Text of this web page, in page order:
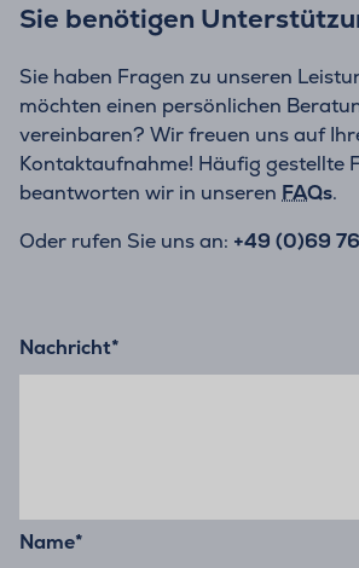
Sie benötigen
Sie haben Fragen zu unseren
möchten einen persönlichen
vereinbaren? Wir freuen uns auf
Kontaktaufnahme! Häufig gestellte
beantworten wir in unseren FAQs.
Oder rufen Sie uns an: +49 (0)69
Nachricht*
Name*